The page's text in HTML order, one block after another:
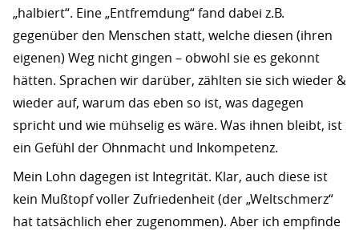
„halbiert“. Eine „Entfremdung“ fand dabei z.B.
gegenüber den Menschen statt, welche diesen (ihren
eigenen) Weg nicht gingen – obwohl sie es gekonnt
hätten. Sprachen wir darüber, zählten sie sich wieder &
wieder auf, warum das eben so ist, was dagegen
spricht und wie mühselig es wäre. Was ihnen bleibt, ist
ein Gefühl der Ohnmacht und Inkompetenz.
Mein Lohn dagegen ist Integrität. Klar, auch diese ist
kein Mußtopf voller Zufriedenheit (der „Weltschmerz“
hat tatsächlich eher zugenommen). Aber ich empfinde